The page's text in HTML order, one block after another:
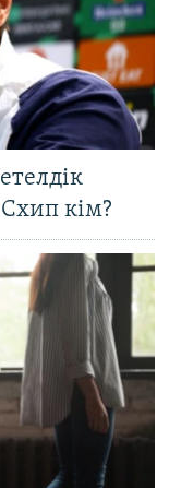
кім?